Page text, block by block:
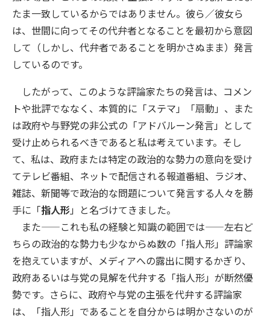
たま一致しているからではありません。彼ら／彼女ら
は、世間に向ってその代弁者となることを最初から意図
して（しかし、代弁者であることを明かさぬまま）発言
しているのです。
したがって、このような評論家たちの発言は、コメン
トや批評でななく、本質的に「ステマ」「扇動」、また
は政府や与野党の非公式の「アドバルーン発言」として
受け止められるべきであると私は考えています。そし
て、私は、政府または特定の政治的な勢力の意向を受け
てテレビ番組、ネットで配信される報道番組、ラジオ、
雑誌、新聞等で政治的な問題について発言する人々を勝
手に「指人形」と名づけてきました。
また——これも私の経験と知識の範囲では——左右ど
ちらの政治的な勢力も少なからぬ数の「指人形」評論家
を抱えていますが、メディアへの露出に関するかぎり、
政府あるいは与党の見解を代弁する「指人形」が断然優
勢です。さらに、政府や与党の主張を代弁する評論家
は、「指人形」であることを自分からは明かさないのが